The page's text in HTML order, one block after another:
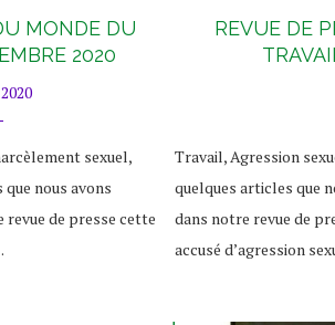
MONDE DU
2020
sexuel,
nous avons
de presse cette
REVUE DE
Travail, Agression
quelques articles que
dans notre revue de
accusé d’agression